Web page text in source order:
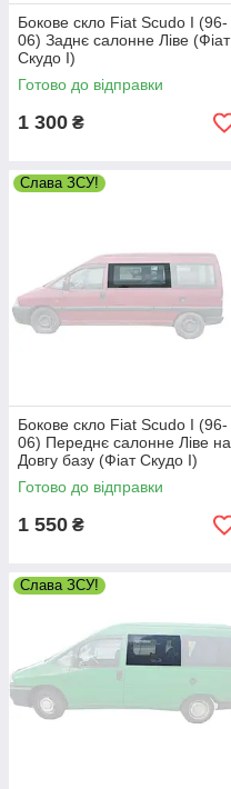
Бокове скло Fiat Scudo I (96-
06) Заднє салонне Ліве (Фіат
Скудо I)
Готово до відправки
1 300 ₴
Слава ЗСУ!
Бокове скло Fiat Scudo I (96-
06) Переднє салонне Ліве на
Довгу базу (Фіат Скудо I)
Готово до відправки
1 550 ₴
Слава ЗСУ!